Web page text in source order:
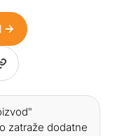
zatraže dodatne